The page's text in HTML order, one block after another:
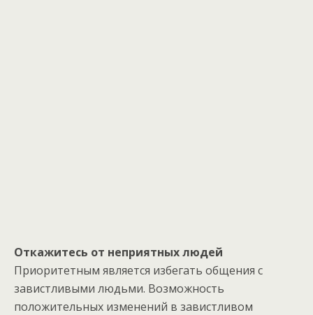
Откажитесь от неприятных людей
Приоритетным является избегать общения с
завистливыми людьми. Возможность
положительных изменений в завистливом